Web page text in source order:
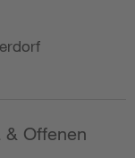
& Offenen